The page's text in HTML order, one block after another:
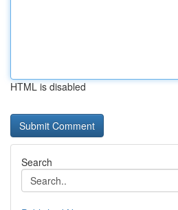
HTML is disabled
Search